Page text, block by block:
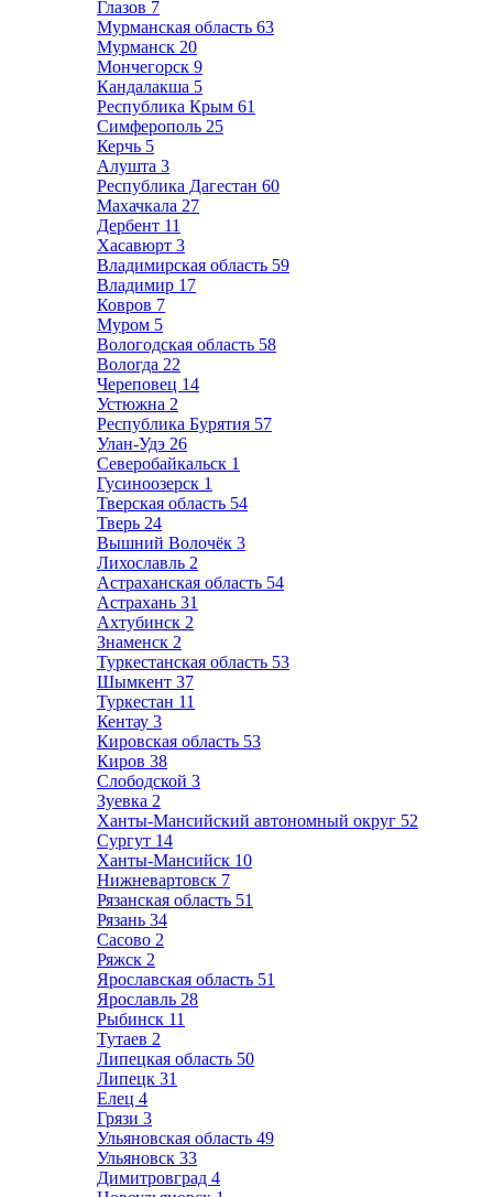
Глазов 7
Мурманская область 63
Мурманск 20
Мончегорск 9
Кандалакша 5
Республика Крым 61
Симферополь 25
Керчь 5
Алушта 3
Республика Дагестан 60
Махачкала 27
Дербент 11
Хасавюрт 3
Владимирская область 59
Владимир 17
Ковров 7
Муром 5
Вологодская область 58
Вологда 22
Череповец 14
Устюжна 2
Республика Бурятия 57
Улан-Удэ 26
Северобайкальск 1
Гусиноозерск 1
Тверская область 54
Тверь 24
Вышний Волочёк 3
Лихославль 2
Астраханская область 54
Астрахань 31
Ахтубинск 2
Знаменск 2
Туркестанская область 53
Шымкент 37
Туркестан 11
Кентау 3
Кировская область 53
Киров 38
Слободской 3
Зуевка 2
Ханты-Мансийский автономный округ 52
Сургут 14
Ханты-Мансийск 10
Нижневартовск 7
Рязанская область 51
Рязань 34
Сасово 2
Ряжск 2
Ярославская область 51
Ярославль 28
Рыбинск 11
Тутаев 2
Липецкая область 50
Липецк 31
Елец 4
Грязи 3
Ульяновская область 49
Ульяновск 33
Димитровград 4